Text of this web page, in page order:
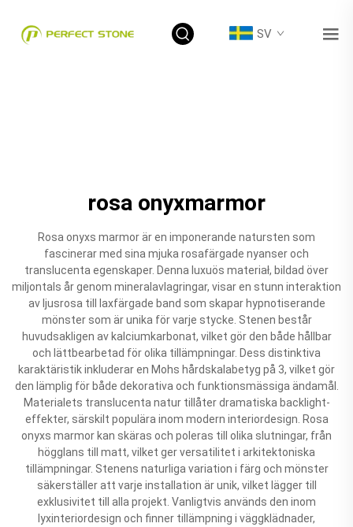
SV
rosa onyxmarmor
Rosa onyxs marmor är en imponerande natursten som
fascinerar med sina mjuka rosafärgade nyanser och
translucenta egenskaper. Denna luxuös materiał, bildad över
miljontals år genom mineralavlagringar, visar en stunn interaktion
av ljusrosa till laxfärgade band som skapar hypnotiserande
mönster som är unika för varje stycke. Stenen består
huvudsakligen av kalciumkarbonat, vilket gör den både hållbar
och lättbearbetad för olika tillämpningar. Dess distinktiva
karaktäristik inkluderar en Mohs hårdskalabetyg på 3, vilket gör
den lämplig för både dekorativa och funktionsmässiga ändamål.
Materialets translucenta natur tillåter dramatiska backlight-
effekter, särskilt populära inom modern interiordesign. Rosa
onyxs marmor kan skäras och poleras till olika slutningar, från
högglans till matt, vilket ger versatilitet i arkitektoniska
tillämpningar. Stenens naturliga variation i färg och mönster
säkerställer att varje installation är unik, vilket lägger till
exklusivitet till alla projekt. Vanligtvis används den inom
lyxinteriordesign och finner tillämpning i väggklädnader,